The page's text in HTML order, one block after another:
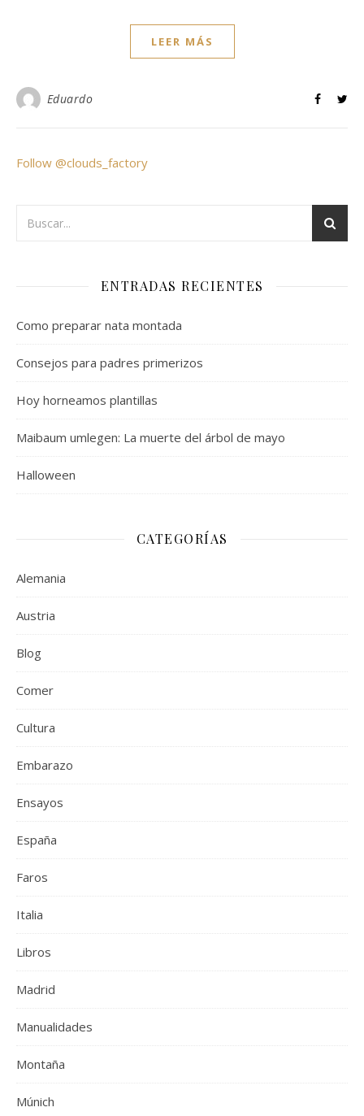
LEER MÁS
Eduardo
Follow @clouds_factory
ENTRADAS RECIENTES
Como preparar nata montada
Consejos para padres primerizos
Hoy horneamos plantillas
Maibaum umlegen: La muerte del árbol de mayo
Halloween
CATEGORÍAS
Alemania
Austria
Blog
Comer
Cultura
Embarazo
Ensayos
España
Faros
Italia
Libros
Madrid
Manualidades
Montaña
Múnich